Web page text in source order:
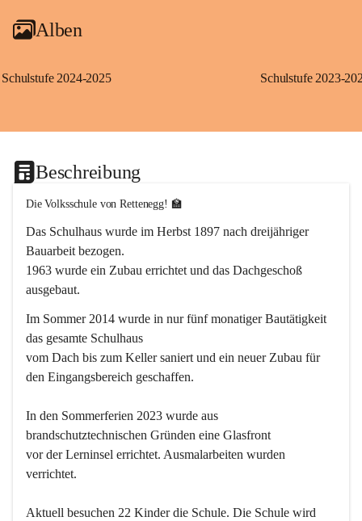
Alben
Schulstufe 2024-2025 Schulstufe 2023-
Beschreibung
Die Volksschule von Rettenegg! 🏫
Das Schulhaus wurde im Herbst 1897 nach dreijähriger
Bauarbeit bezogen.
1963 wurde ein Zubau errichtet und das Dachgeschoß
ausgebaut.
Im Sommer 2014 wurde in nur fünf monatiger Bautätigkeit
das gesamte Schulhaus
vom Dach bis zum Keller saniert und ein neuer Zubau für
den Eingangsbereich geschaffen.
In den Sommerferien 2023 wurde aus
brandschutztechnischen Gründen eine Glasfront
vor der Lerninsel errichtet. Ausmalarbeiten wurden
verrichtet.
Aktuell besuchen 22 Kinder die Schule. Die Schule wird